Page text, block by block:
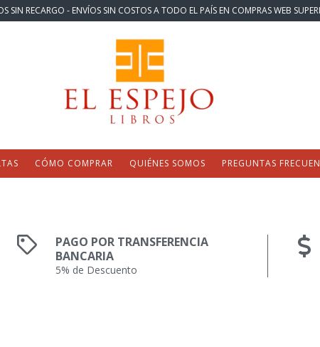
SIN RECARGO - ENVÍOS SIN COSTOS A TODO EL PAÍS EN COMPRAS WEB
CÓMO COMPRAR QUIÉNES SOMOS PREGUNTAS
PAGO POR TRANSFERENCIA
BANCARIA
5% de Descuento